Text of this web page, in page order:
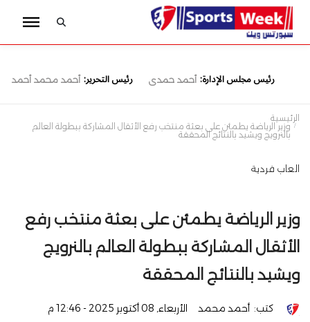
رئيس مجلس الإدارة: أحمد حمدى رئيس التحرير: أحمد محمد أحمد
الرئيسية
وزير الرياضة يطمئن على بعثة منتخب رفع الأثقال المشاركة ببطولة العالم
بالنرويج ويشيد بالنتائج المحققة
العاب فردية
وزير الرياضة يطمئن على بعثة منتخب رفع
الأثقال المشاركة ببطولة العالم بالنرويج
ويشيد بالنتائج المحققة
كتب: أحمد محمد الأربعاء, 08 أكتوبر 2025 - 12:46 م